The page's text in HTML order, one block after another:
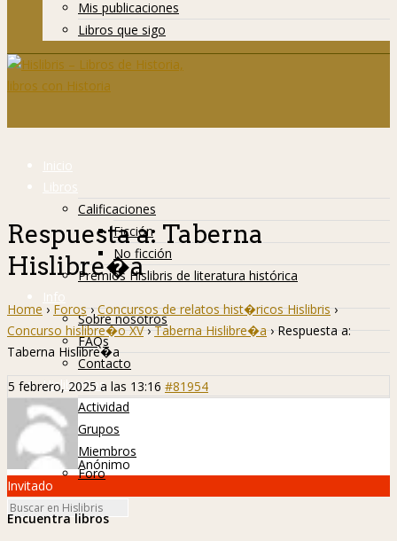
Mis publicaciones
Libros que sigo
Inicio
Libros
Calificaciones
Ficción
No ficción
Premios Hislibris de literatura histórica
Info
Sobre nosotros
FAQs
Contacto
Hislibreños
Actividad
Grupos
Miembros
Foro
Respuesta a: Taberna
Hislibre�a
Home › Foros › Concursos de relatos hist�ricos Hislibris ›
Concurso hislibre�o XV › Taberna Hislibre�a › Respuesta a:
Taberna Hislibre�a
5 febrero, 2025 a las 13:16 #81954
Anónimo
Invitado
Encuentra libros